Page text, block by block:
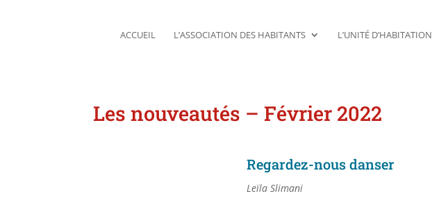
ACCUEIL L’ASSOCIATION DES HABITANTS L’UNITÉ D’HABITATION
Les nouveautés – Février 2022
Regardez-nous danser
Leïla Slimani